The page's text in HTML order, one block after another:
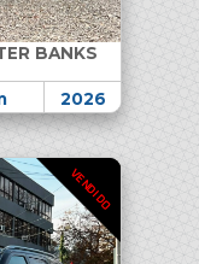
BANKS
2026
VENDIDO